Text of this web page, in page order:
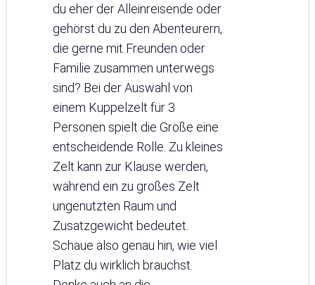
du eher der Alleinreisende oder
gehörst du zu den Abenteurern,
die gerne mit Freunden oder
Familie zusammen unterwegs
sind? Bei der Auswahl von
einem Kuppelzelt für 3
Personen spielt die Größe eine
entscheidende Rolle. Zu kleines
Zelt kann zur Klause werden,
während ein zu großes Zelt
ungenutzten Raum und
Zusatzgewicht bedeutet.
Schaue also genau hin, wie viel
Platz du wirklich brauchst.